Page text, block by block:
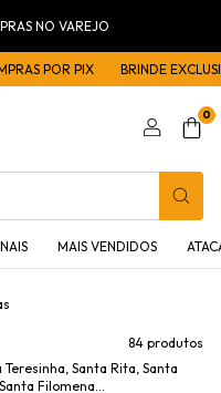
NO VAREJO
BRINDE EXCLUSIVO NAS
0
MAIS VENDIDOS
84 produtos
Santa Rita, Santa
Filomena...